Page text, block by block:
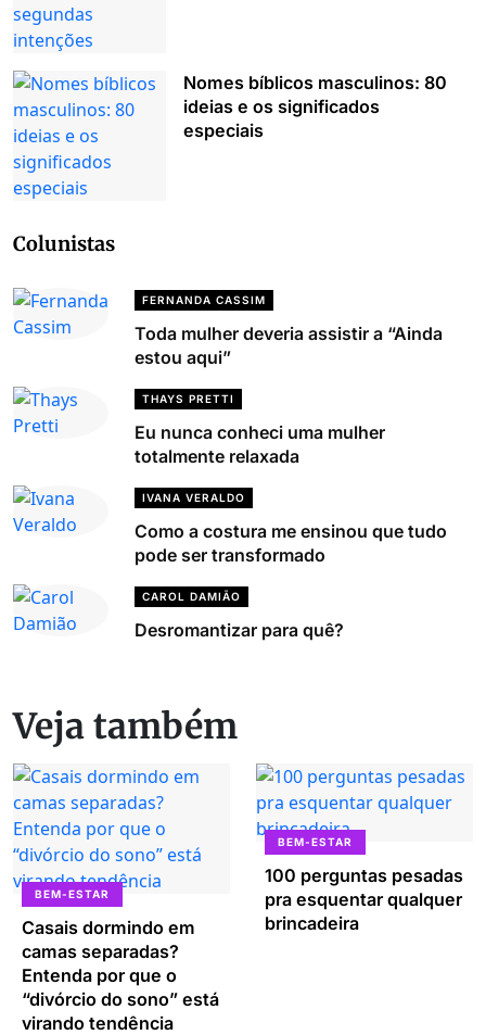
Nomes bíblicos masculinos: 80
ideias e os significados
especiais
Colunistas
FERNANDA CASSIM
Toda mulher deveria assistir a “Ainda
estou aqui”
THAYS PRETTI
Eu nunca conheci uma mulher
totalmente relaxada
IVANA VERALDO
Como a costura me ensinou que tudo
pode ser transformado
CAROL DAMIÃO
Desromantizar para quê?
Veja também
BEM-ESTAR
Casais dormindo em
camas separadas?
Entenda por que o
“divórcio do sono” está
virando tendência
BEM-ESTAR
100 perguntas pesadas
pra esquentar qualquer
brincadeira